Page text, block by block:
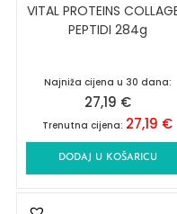
VITAL PROTEINS
PEPTIDI 284g
Najniža cijena u 30 dana:
27,19 €
Trenutna cijena: 27,19 €
DODAJ U KOŠARICU